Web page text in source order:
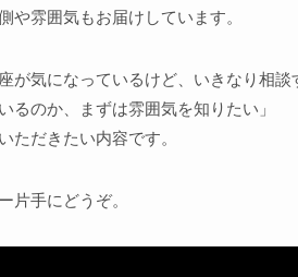
や雰囲気もお届けしています。
が気になっているけど、いきなり相
るのか、まずは雰囲気を知りたい」
ただきたい内容です。
片手にどうぞ。